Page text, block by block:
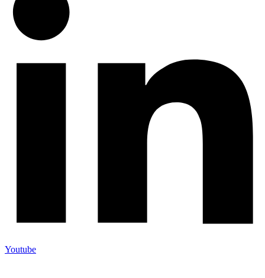
Youtube